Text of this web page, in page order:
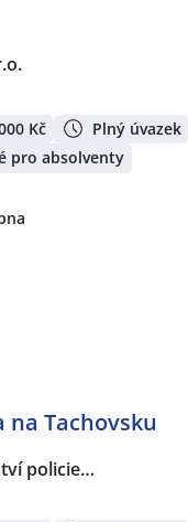
Kč
Plný úvazek
pro absolventy
Tachovsku
policie…